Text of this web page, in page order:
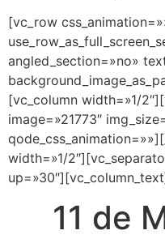
[vc_row
angled_section=»no»
[vc_column width=»1/
image=»21773″
width=»1/
11 de